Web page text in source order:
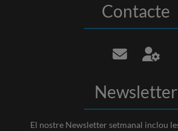
Contacte
Newsletter
El nostre Newsletter setmanal inclou